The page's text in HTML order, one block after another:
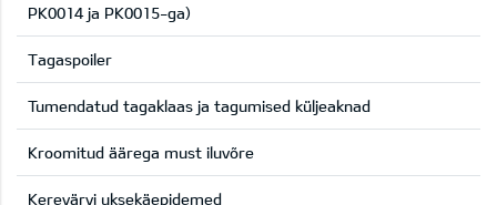
PK0014 ja PK0015-ga)
Tagaspoiler
Tumendatud tagaklaas ja tagumised küljeaknad
Kroomitud äärega must iluvõre
Kerevärvi uksekäepidemed